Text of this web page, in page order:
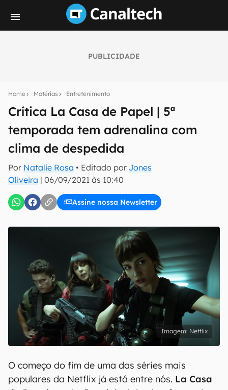
PUBLICIDADE
Home Matérias Entretenimento
Crítica La Casa de Papel | 5ª
temporada tem adrenalina com
clima de despedida
Por Natalie Rosa • Editado por Jones
Oliveira | 06/09/2021 às 10:40
Assine nossa Newsletter
notícias e reviews sobre tecnologia em primeira
mão.
E-mail
inscreva-se
Confirmo que li, aceito e concordo com os Termos de
Uso e Política de Privacidade do Canaltech.
Netflix
O começo do fim de uma das séries mais
populares da Netflix já está entre nós. La Casa